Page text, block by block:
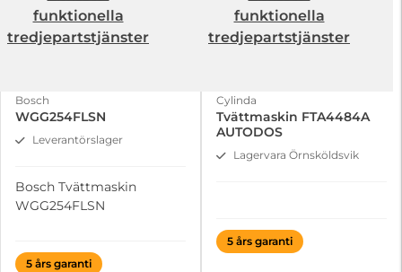
funktionella
tredjepartstjänster
Bosch
WGG254FLSN
Leverantörslager
Bosch Tvättmaskin
WGG254FLSN
5 års garanti
funktionella
tredjepartstjänster
Cylinda
Tvättmaskin FTA4484A
AUTODOS
Lagervara Örnsköldsvik
5 års garanti